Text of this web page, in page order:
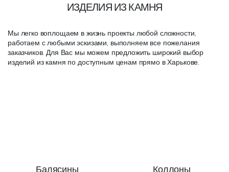
ИЗДЕЛИЯ ИЗ КАМНЯ
Мы легко воплощаем в жизнь проекты любой сложности,
работаем с любыми эскизами, выполняем все пожелания
заказчиков. Для Вас мы можем предложить широкий выбор
изделий из камня по доступным ценам прямо в Харькове.
Балясины Коллоны